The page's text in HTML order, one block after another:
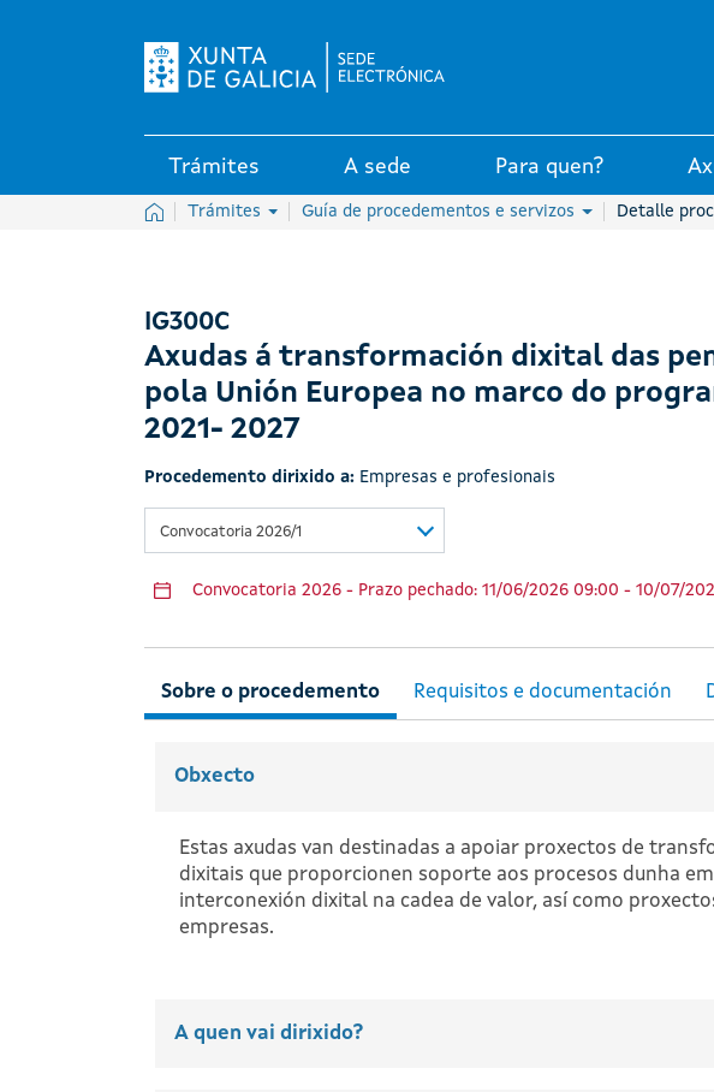
Trámites A sede Para quen?
InicioTrámites Guía de procedementos e servizos Detalle
IG300C
Axudas á transformación dixital das
pola Unión Europea no marco do
2021- 2027
Procedemento dirixido a: Empresas e profesionais
Convocatoria 2026/1
Convocatoria 2026 - Prazo pechado: 11/06/2026 09:00 - 10/07/
Sobre o procedemento
Obxecto
Estas axudas van destinadas a apoiar proxectos de
dixitais que proporcionen soporte aos procesos dunha
interconexión dixital na cadea de valor, así como
empresas.
A quen vai dirixido?